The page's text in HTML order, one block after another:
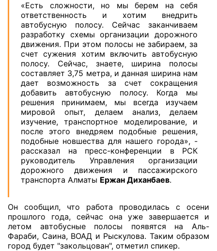
«Есть сложности, но мы берем на себя
ответственность и хотим внедрить
автобусную полосу. Сейчас заканчиваем
разработку схемы организации дорожного
движения. При этом полосы не забираем, за
счет сужения хотим включить автобусную
полосу. Сейчас, знаете, ширина полосы
составляет 3,75 метра, и данная ширина нам
дает возможность за счет сокращения
добавить автобусную полосу. Когда мы
решения принимаем, мы всегда изучаем
мировой опыт, делаем анализ, делаем
изучение, транспортное моделирование, и
после этого внедряем подобные решения,
подобные новшества для нашего города», -
рассказал на пресс-конференции в РСК
руководитель Управления организации
дорожного движения и пассажирского
транспорта Алматы Ержан Диханбаев.
Он сообщил, что работа проводилась с осени
прошлого года, сейчас она уже завершается и
летом автобусные полосы появятся на Аль-
Фараби, Саина, ВОАД и Рыскулова. Таким образом
город будет "закольцован", отметил спикер.